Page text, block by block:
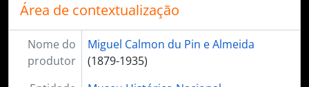
Área de contextualização
Nome do
produtor
Miguel Calmon du Pin e Almeida
(1879-1935)